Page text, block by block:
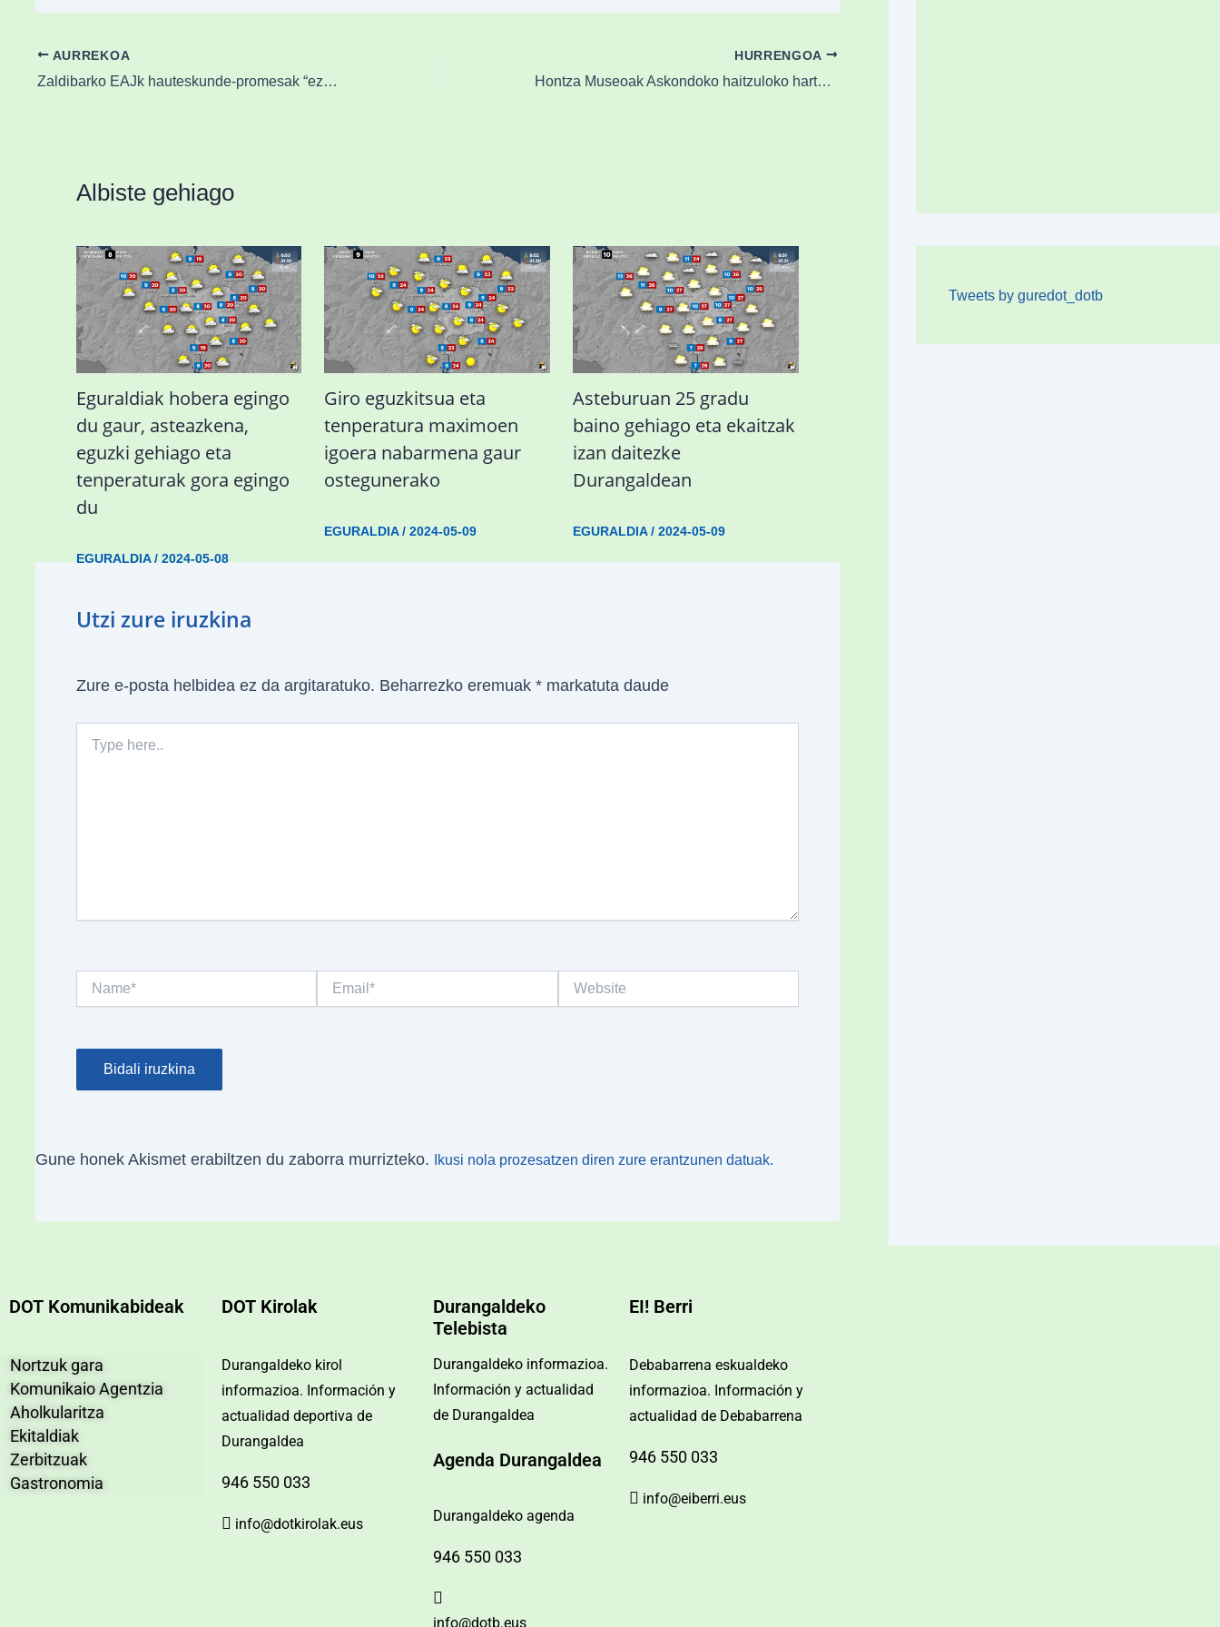
AURREKOA
Zaldibarko EAJk hauteskunde-promesak “ez betetzea” leporatu dio EH Bilduri
HURRENGOA
Hontza Museoak Askondoko haitzuloko hartzaren historia dakar
Albiste gehiago
Eguraldiak hobera egingo
du gaur, asteazkena,
eguzki gehiago eta
tenperaturak gora egingo
du
EGURALDIA/2024-05-08
Giro eguzkitsua eta
tenperatura maximoen
igoera nabarmena gaur
ostegunerako
EGURALDIA/2024-05-09
Asteburuan 25 gradu
baino gehiago eta ekaitzak
izan daitezke
Durangaldean
EGURALDIA/2024-05-09
Utzi zure iruzkina
Zure e-posta helbidea ez da argitaratuko. Beharrezko eremuak *markatuta daude
here..
Name* Email* Website
Gune honek Akismet erabiltzen du zaborra murrizteko. Ikusi nola prozesatzen diren zure erantzunen datuak.
Tweets by guredot_dotb
DOT Komunikabideak
Nortzuk gara
Komunikaio Agentzia
Aholkularitza
Ekitaldiak
Zerbitzuak
Gastronomia
DOT Kirolak
Durangaldeko kirol
informazioa. Información y
actualidad deportiva de
Durangaldea
946 550 033
info@dotkirolak.eus
Durangaldeko
Telebista
Durangaldeko informazioa.
Información y actualidad
de Durangaldea
Agenda Durangaldea
Durangaldeko agenda
946 550 033
info@dotb.eus
EI! Berri
Debabarrena eskualdeko
informazioa. Información y
actualidad de Debabarrena
946 550 033
info@eiberri.eus